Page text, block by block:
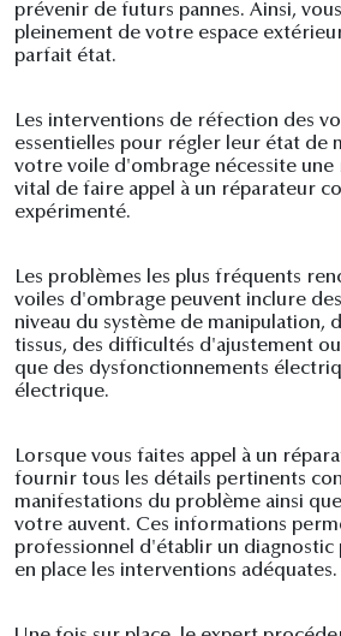
prévenir de futurs pannes. Ainsi,
pleinement de votre espace
parfait état.
Les interventions de réfection des
essentielles pour régler leur état de
votre voile d'ombrage nécessite une
vital de faire appel à un réparateur
expérimenté.
Les problèmes les plus fréquents
voiles d'ombrage peuvent inclure
niveau du système de manipulation,
tissus, des difficultés d'ajustement
que des dysfonctionnements
électrique.
Lorsque vous faites appel à un
fournir tous les détails pertinents
manifestations du problème ainsi
votre auvent. Ces informations
professionnel d'établir un
en place les interventions adéquates.